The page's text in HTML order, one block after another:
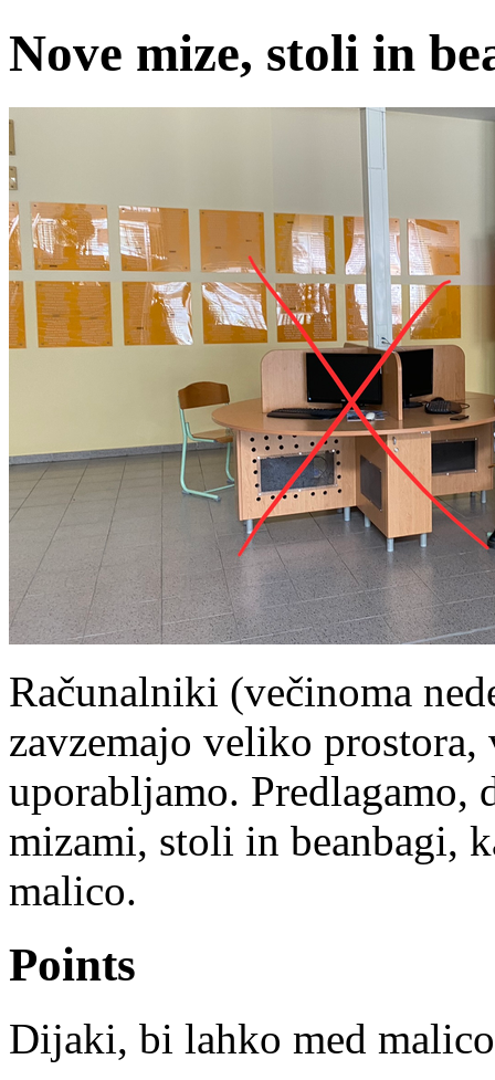
Nove mize, stoli in
Računalniki (večinoma
zavzemajo veliko
uporabljamo. Predlagamo,
mizami, stoli in beanbagi,
malico.
Points
Dijaki, bi lahko med